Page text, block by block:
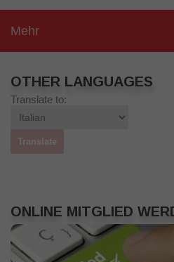
Mehr
OTHER LANGUAGES
Translate to:
ONLINE MITGLIED